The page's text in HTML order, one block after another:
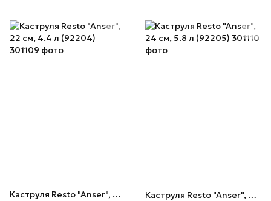
Каструля Resto "Anser", 22 см, 4.4 л (92204) Каструля Resto "Anser", 24 см, 5.8 л (92205)